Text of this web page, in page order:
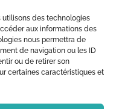
utilisons des technologies
aux informations des
nous permettra de
de navigation ou les ID
ou de retirer son
certaines caractéristiques et
| Réalisation :
de confidentialité
de Vente